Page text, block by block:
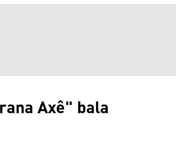
Axê" bala